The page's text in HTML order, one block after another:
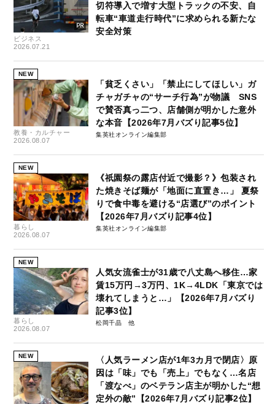
ビジネス
2026.07.21
切符導入で増す大型トラックの不安、自
転車“車道走行時代”に求められる新たな
安全対策
NEW
教養・カルチャー
2026.08.07
「貧乏くさい」「禁止にしてほしい」ガ
チャガチャの“サーチ行為”が物議 SNS
で賛否真っ二つ、店舗側が明かした意外
な本音【2026年7月バズり記事5位】
集英社オンライン編集部
NEW
暮らし
2026.08.07
《祇園祭の露店付近で撮影？》包装され
た焼きそば麺が「地面に直置き…」 夏祭
りで食中毒を避ける“店選び”のポイント
【2026年7月バズり記事4位】
集英社オンライン編集部
NEW
暮らし
2026.08.07
人気女流雀士が31歳で八丈島へ移住…家
賃15万円→3万円、1K→4LDK「東京では
壊れてしまうと…」【2026年7月バズり
記事3位】
松岡千晶
NEW
〈人気ラーメン店が1年3カ月で閉店〉原
因は「味」でも「売上」でもなく…名店
「渡なべ」のベテラン店主が明かした“想
定外の敵”【2026年7月バズり記事2位】